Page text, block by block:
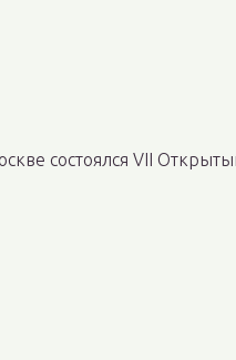
состоялся VII